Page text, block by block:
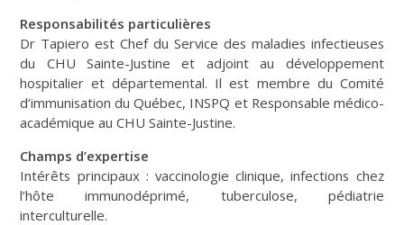
Responsabilités particulières
Dr Tapiero est Chef du Service des maladies infectieuses
du CHU Sainte-Justine et adjoint au développement
hospitalier et départemental. Il est membre du Comité
d’immunisation du Québec, INSPQ et Responsable médico-
académique au CHU Sainte-Justine.
Champs d’expertise
Intérêts principaux : vaccinologie clinique, infections chez
l’hôte immunodéprimé, tuberculose, pédiatrie
interculturelle.